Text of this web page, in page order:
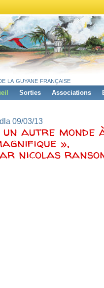
la guyane française
Sorties Associations
09/03/13
un autre
»,
nicolas